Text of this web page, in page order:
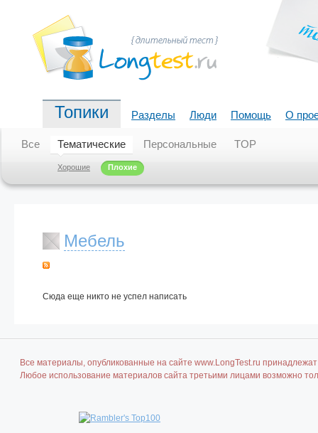
Топики Разделы Люди Помощь О
Все Тематические
Хорошие Плохие
Персональные TOP
Мебель
Сюда еще никто не успел написать
Все материалы, опубликованные на сайте www.LongTest.ru
Любое использование материалов сайта третьими лицами возможно